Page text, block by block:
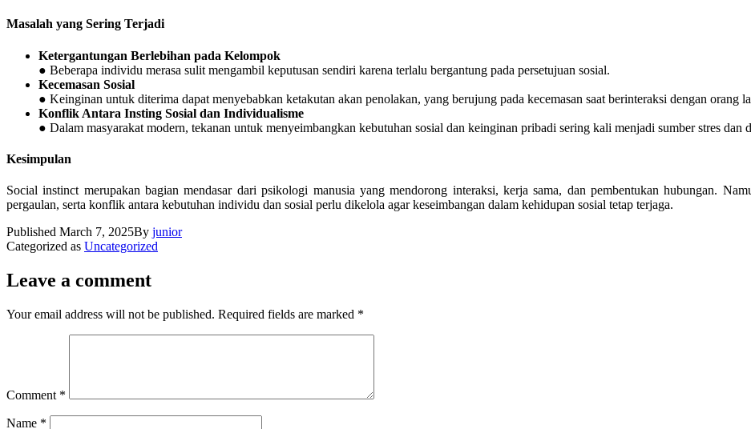
Masalah yang Sering Terjadi
Ketergantungan Berlebihan pada Kelompok
● Beberapa individu merasa sulit mengambil keputusan sendiri karena terlalu bergantung pada persetujuan sosial.
Kecemasan Sosial
● Keinginan untuk diterima dapat menyebabkan ketakutan akan penolakan, yang berujung pada kecemasan saat berinteraksi dengan orang
Konflik Antara Insting Sosial dan Individualisme
● Dalam masyarakat modern, tekanan untuk menyeimbangkan kebutuhan sosial dan keinginan pribadi sering kali menjadi sumber stres dan
Kesimpulan
Social instinct merupakan bagian mendasar dari psikologi manusia yang mendorong interaksi, kerja sama, dan pembentukan hubungan.
pergaulan, serta konflik antara kebutuhan individu dan sosial perlu dikelola agar keseimbangan dalam kehidupan sosial tetap terjaga.
Published March 7, 2025By junior
Categorized as Uncategorized
Leave a comment
Your email address will not be published. Required fields are marked *
Comment *
Name *